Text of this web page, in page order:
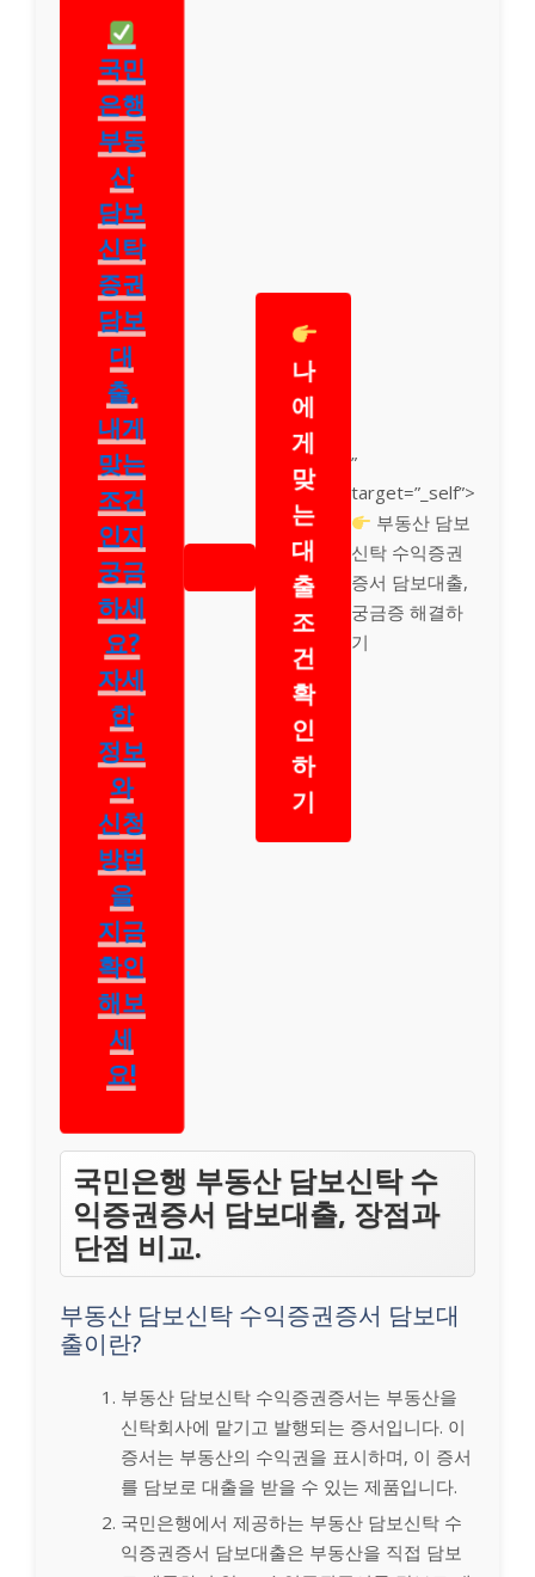
국민
은행
부동
산
담보
신탁
증권
담보
대
출,
내게
맞는
조건
인지
궁금
하세
요?
자세
한
정보
와
신청
방법
을
지금
확인
해보
세
요!
나
에
게
맞
는
대
출
조
건
확
인
하
기
”
target=”_self”>
부동산 담보
신탁 수익증권
증서 담보대출,
궁금증 해결하
기
국민은행 부동산 담보신탁 수
익증권증서 담보대출, 장점과
단점 비교.
부동산 담보신탁 수익증권증서 담보대
출이란?
부동산 담보신탁 수익증권증서는 부동산을
신탁회사에 맡기고 발행되는 증서입니다. 이
증서는 부동산의 수익권을 표시하며, 이 증서
를 담보로 대출을 받을 수 있는 제품입니다.
국민은행에서 제공하는 부동산 담보신탁 수
익증권증서 담보대출은 부동산을 직접 담보